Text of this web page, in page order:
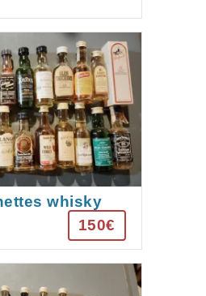
whisky
150€